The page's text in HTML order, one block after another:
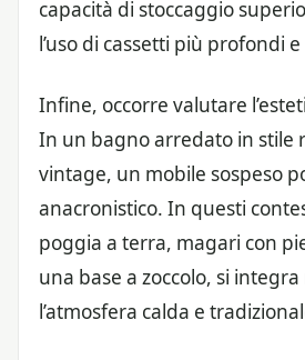
capacità di stoccaggio
l’uso di cassetti più profondi
Infine, occorre valutare
In un bagno arredato in stile
vintage, un mobile sospeso
anacronistico. In questi
poggia a terra, magari con
una base a zoccolo, si
l’atmosfera calda e